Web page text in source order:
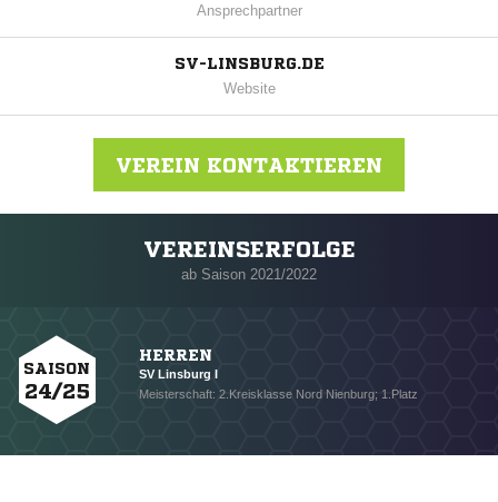
Ansprechpartner
SV-LINSBURG.DE
Website
VEREIN KONTAKTIEREN
Nachricht an SV Linsburg
VEREINSERFOLGE
ab Saison 2021/2022
SAISON
24/25
HERREN
SV Linsburg I
Meisterschaft: 2.Kreisklasse Nord Nienburg; 1.Platz